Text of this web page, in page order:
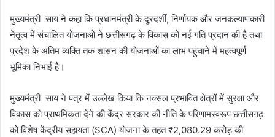
मुख्यमंत्री साय ने कहा कि प्रधानमंत्री के दूरदर्शी, निर्णायक और जनकल्याणकारी
नेतृत्व में संचालित योजनाओं ने छत्तीसगढ़ के विकास को नई गति प्रदान की है तथा
प्रदेश के अंतिम व्यक्ति तक शासन की योजनाओं का लाभ पहुंचाने में महत्वपूर्ण
भूमिका निभाई है।
मुख्यमंत्री साय ने पत्र में उल्लेख किया कि नक्सल प्रभावित क्षेत्रों में सुरक्षा और
विकास को प्राथमिकता देने की केंद्र सरकार की नीति के परिणामस्वरूप छत्तीसगढ़
को विशेष केंद्रीय सहायता (SCA) योजना के तहत ₹2,080.29 करोड़ की